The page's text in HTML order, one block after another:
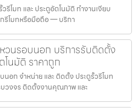
รีโมท และ ประตูอัตโนมัติ ทำงานเงียบ
กรีโมทหรือมือถือ — บริกา
วนรอบนอก บริการรับติดตั้ง
โนมัติ ราคาถูก
อก จำหน่าย และ ติดตั้ง ประตูรั้วรีโมท
วงจร ติดตั้งงานคุณภาพ และ